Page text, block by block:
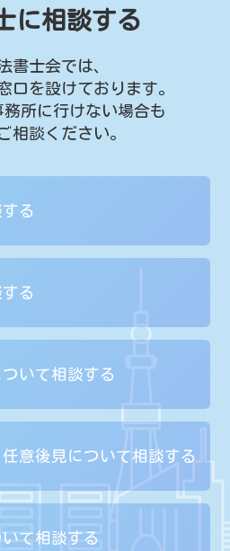
に相談する
書士会では、
口を設けております。
所に行けない場合も
相談ください。
る
る
いて相談する
意後見について相談する
て相談する